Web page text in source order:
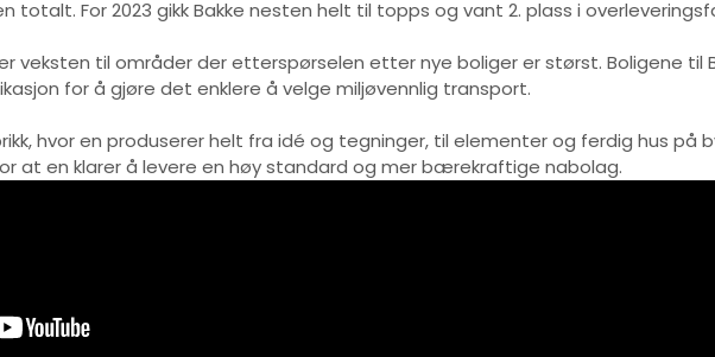
totalt. For 2023 gikk Bakke nesten helt til topps og vant 2. plass i
veksten til områder der etterspørselen etter nye boliger er størst. Boligene til
for å gjøre det enklere å velge miljøvennlig transport.
hvor en produserer helt fra idé og tegninger, til elementer og ferdig hus på
at en klarer å levere en høy standard og mer bærekraftige nabolag.